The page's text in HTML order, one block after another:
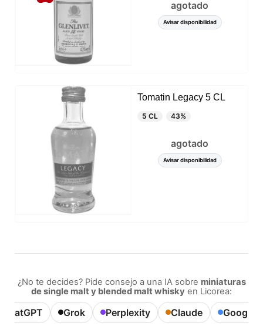
agotado
Avisar disponibilidad
Tomatin Legacy 5 CL
5 CL 43%
agotado
Avisar disponibilidad
¿No te decides? Pide consejo a una IA sobre miniaturas
de single malt y blended malt whisky en Licorea:
ChatGPT Grok Perplexity Claude Google